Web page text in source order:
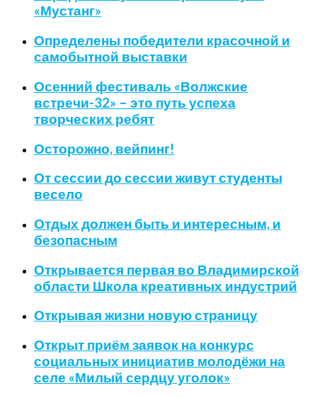
«Мустанг»
Определены победители красочной и
самобытной выставки
Осенний фестиваль «Волжские
встречи-32» – это путь успеха
творческих ребят
Осторожно, вейпинг!
От сессии до сессии живут студенты
весело
Отдых должен быть и интересным, и
безопасным
Открывается первая во Владимирской
области Школа креативных индустрий
Открывая жизни новую страницу
Открыт приём заявок на конкурс
социальных инициатив молодёжи на
селе «Милый сердцу уголок»